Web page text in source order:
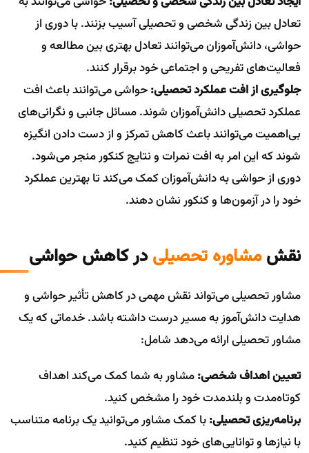
تعادل بین زندگی شخصی و تحصیلی آسیب بزنند. با دوری از
حواشی، دانش‌آموزان می‌توانند تعادل بهتری بین مطالعه و
فعالیت‌های تفریحی و اجتماعی خود برقرار کنند.
جلوگیری از افت عملکرد تحصیلی:حواشی می‌توانند باعث افت
عملکرد تحصیلی دانش‌آموزان شوند. مسائل جانبی و نگرانی‌های
بی‌اهمیت می‌توانند باعث کاهش تمرکز و از دست دادن انگیزه
شوند که این امر به افت نمرات و نتایج کنکور منجر می‌شود.
دوری از حواشی به دانش‌آموزان کمک می‌کند تا بهترین عملکرد
خود را در آزمون‌ها و کنکور نشان دهند.
نقشمشاوره تحصیلیدر کاهش حواشی
مشاور تحصیلی می‌تواند نقش مهمی در کاهش تأثیر حواشی و
هدایت دانش‌آموز به مسیر درست داشته باشد. خدماتی که یک
مشاور تحصیلی ارائه می‌دهد شامل:
تعیین اهداف شخصی:مشاور به شما کمک می‌کند اهداف
کوتاه‌مدت و بلندمدت خود را مشخص کنید.
برنامه‌ریزی تحصیلی:با کمک مشاور می‌توانید یک برنامه متناسب
با نیازها و توانایی‌های خود تنظیم کنید.